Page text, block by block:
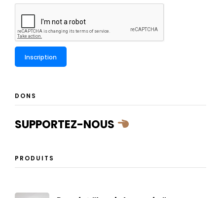
DONS
SUPPORTEZ-NOUS
PRODUITS